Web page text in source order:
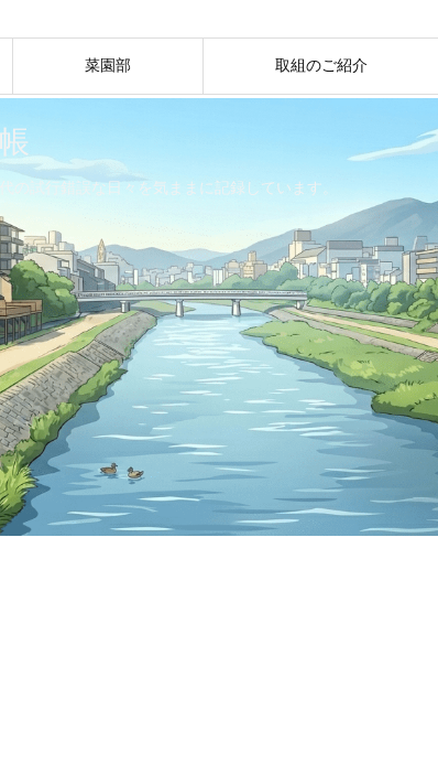
菜園部 取組のご紹介
試行錯誤な日々を気ままに記録しています。